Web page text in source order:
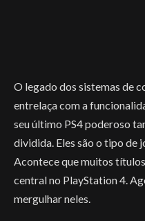
O legado dos sistemas de
entrelaça com a
seu último PS4 poderoso
dividida. Eles são o tipo de
Acontece que muitos
central no PlayStation 4.
mergulhar neles.